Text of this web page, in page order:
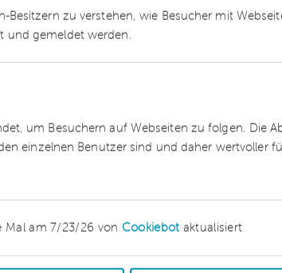
Besitzern zu verstehen, wie Besucher mit
gemeldet werden.
um Besuchern auf Webseiten zu folgen. Die
einzelnen Benutzer sind und daher wertvoller
Mal am 7/23/26 von Cookiebot aktualisiert
Beratungsunternehmen in
Steuerberatung,
spezialisiert hat.
Mitarbeitern an zehn Standorten zu
des
von 3,1 Milliarden US-Dollar
zählt.